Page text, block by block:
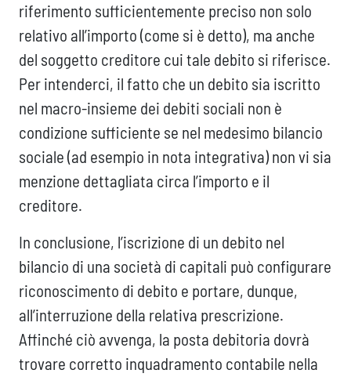
riferimento sufficientemente preciso non solo
relativo all’importo (come si è detto), ma anche
del soggetto creditore cui tale debito si riferisce.
Per intenderci, il fatto che un debito sia iscritto
nel macro-insieme dei debiti sociali non è
condizione sufficiente se nel medesimo bilancio
sociale (ad esempio in nota integrativa) non vi sia
menzione dettagliata circa l’importo e il
creditore.
In conclusione, l’iscrizione di un debito nel
bilancio di una società di capitali può configurare
riconoscimento di debito e portare, dunque,
all’interruzione della relativa prescrizione.
Affinché ciò avvenga, la posta debitoria dovrà
trovare corretto inquadramento contabile nella